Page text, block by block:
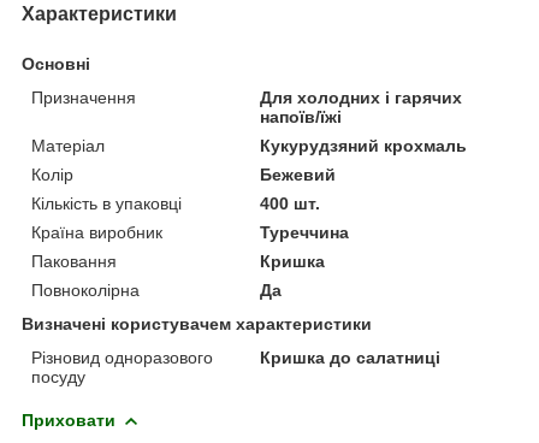
Характеристики
Основні
Призначення
Для холодних і гарячих
напоїв/їжі
Матеріал
Кукурудзяний крохмаль
Колір
Бежевий
Кількість в упаковці
400 шт.
Країна виробник
Туреччина
Паковання
Кришка
Повноколірна
Да
Визначені користувачем характеристики
Різновид одноразового
посуду
Кришка до салатниці
Приховати